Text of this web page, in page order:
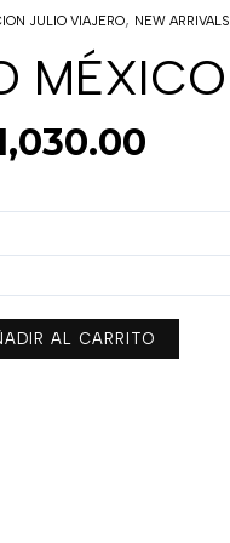
JULIO VIAJERO, NEW ARRIVALS
El
es:
AL CARRITO